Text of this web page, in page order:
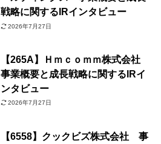
戦略に関するIRインタビュー
2026年7月27日
【265A】Ｈｍｃｏｍｍ株式会社
事業概要と成長戦略に関するIRイ
ンタビュー
2026年7月27日
【6558】クックビズ株式会社 事